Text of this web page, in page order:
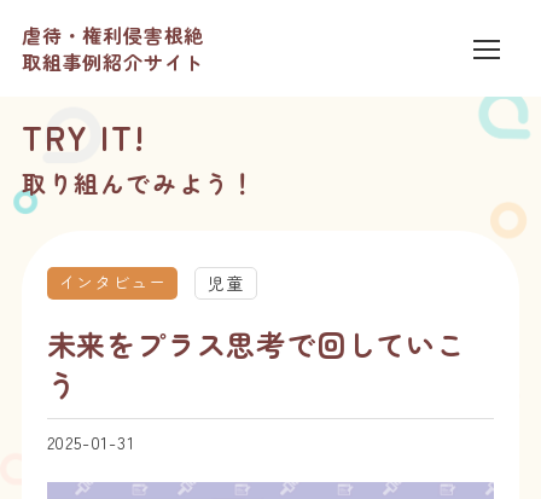
虐待・権利侵害根絶
取組事例紹介サイト
TRY IT!
取り組んでみよう！
インタビュー 児童
未来をプラス思考で回していこ
う
2025-01-31